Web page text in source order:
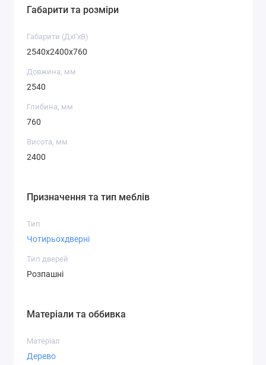
Габарити та розміри
Габарити (ДхГхВ)
2540x2400x760
Довжина, мм
2540
Глибина, мм
760
Висота, мм
2400
Призначення та тип меблів
Тип
Чотирьохдверні
Тип дверей
Розпашні
Матеріали та оббивка
Матеріал
Дерево